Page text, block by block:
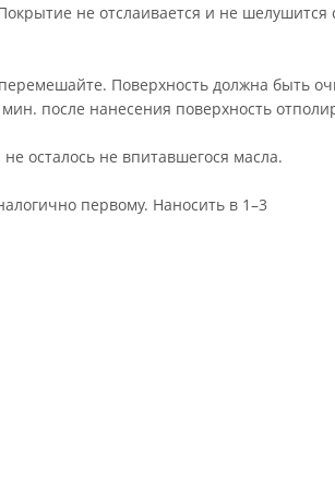
не отслаивается и не
Поверхность должна быть
после нанесения поверхность
осталось не впитавшегося масла.
первому. Наносить в 1–3